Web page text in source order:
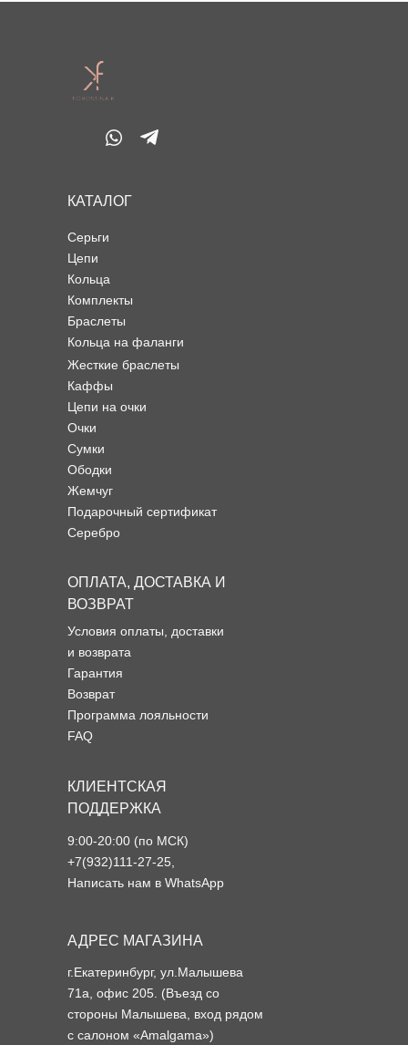
Серьги
Цепи
Кольца
Комплекты
Браслеты
Кольца на фаланги
Условия оплаты, доставки
и возврата
Гарантия
Возврат
Программа лояльности
FAQ
КАТАЛОГ
ОПЛАТА, ДОСТАВКА И
ВОЗВРАТ
КЛИЕНТСКАЯ
ПОДДЕРЖКА
Жесткие браслеты
Каффы
Цепи на очки
Очки
Сумки
Ободки
Жемчуг
Подарочный сертификат
Серебро
АДРЕС МАГАЗИНА
г.Екатеринбург, ул.Малышева
71а, офис 205. (Въезд со
стороны Малышева, вход рядом
с салоном «Amalgama»)
9:00-20:00 (по МСК)
+7(932)111-27-25,
Написать нам в WhatsApp